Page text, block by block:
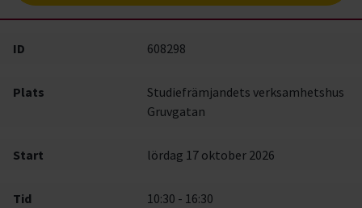
ID 608298
Plats
Studiefrämjandets verksamhetshus
Gruvgatan
Start lördag 17 oktober 2026
Tid 10:30 - 16:30